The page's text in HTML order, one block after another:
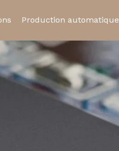
Relais statique
Prise de relais
Production automatique